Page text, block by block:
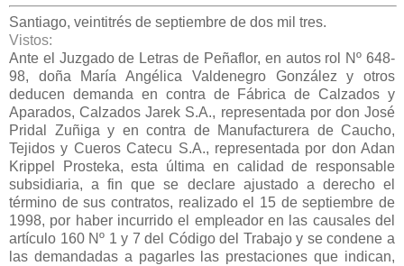
Santiago, veintitrés de septiembre de dos mil tres.
Vistos:
Ante el Juzgado de Letras de Peñaflor, en autos rol Nº 648-
98, doña María Angélica Valdenegro González y otros
deducen demanda en contra de Fábrica de Calzados y
Aparados, Calzados Jarek S.A., representada por don José
Pridal Zuñiga y en contra de Manufacturera de Caucho,
Tejidos y Cueros Catecu S.A., representada por don Adan
Krippel Prosteka, esta última en calidad de responsable
subsidiaria, a fin que se declare ajustado a derecho el
término de sus contratos, realizado el 15 de septiembre de
1998, por haber incurrido el empleador en las causales del
artículo 160 Nº 1 y 7 del Código del Trabajo y se condene a
las demandadas a pagarles las prestaciones que indican,